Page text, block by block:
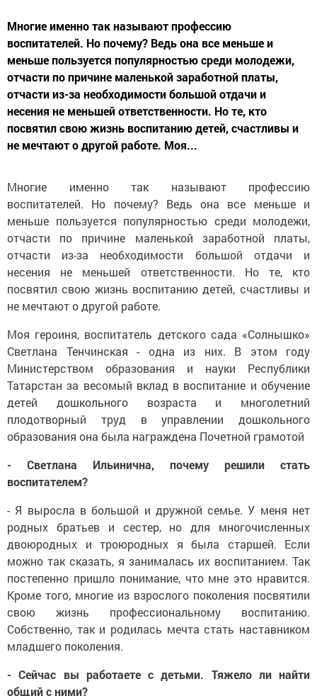
Многие именно так называют профессию
воспитателей. Но почему? Ведь она все меньше и
меньше пользуется популярностью среди молодежи,
отчасти по причине маленькой заработной платы,
отчасти из-за необходимости большой отдачи и
несения не меньшей ответственности. Но те, кто
посвятил свою жизнь воспитанию детей, счастливы и
не мечтают о другой работе. Моя...
Многие именно так называют профессию
воспитателей. Но почему? Ведь она все меньше и
меньше пользуется популярностью среди молодежи,
отчасти по причине маленькой заработной платы,
отчасти из-за необходимости большой отдачи и
несения не меньшей ответственности. Но те, кто
посвятил свою жизнь воспитанию детей, счастливы и
не мечтают о другой работе.
Моя героиня, воспитатель детского сада «Солнышко»
Светлана Тенчинская - одна из них. В этом году
Министерством образования и науки Республики
Татарстан за весомый вклад в воспитание и обучение
детей дошкольного возраста и многолетний
плодотворный труд в управлении дошкольного
образования она была награждена Почетной грамотой
- Светлана Ильинична, почему решили стать
воспитателем?
- Я выросла в большой и дружной семье. У меня нет
родных братьев и сестер, но для многочисленных
двоюродных и троюродных я была старшей. Если
можно так сказать, я занималась их воспитанием. Так
постепенно пришло понимание, что мне это нравится.
Кроме того, многие из взрослого поколения посвятили
свою жизнь профессиональному воспитанию.
Собственно, так и родилась мечта стать наставником
младшего поколения.
- Сейчас вы работаете с детьми. Тяжело ли найти
общий с ними?